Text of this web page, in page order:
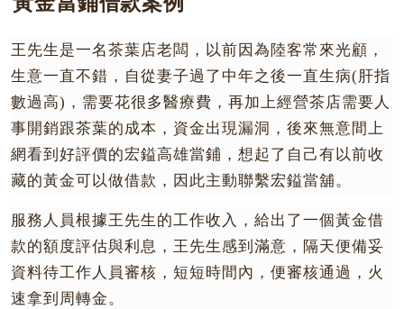
王先生是一名茶葉店老闆，以前因為陸客常來光顧，
生意一直不錯，自從妻子過了中年之後一直生病(肝指
數過高)，需要花很多醫療費，再加上經營茶店需要人
事開銷跟茶葉的成本，資金出現漏洞，後來無意間上
網看到好評價的宏鎰高雄當鋪，想起了自己有以前收
藏的黃金可以做借款，因此主動聯繫宏鎰當舖。
服務人員根據王先生的工作收入，給出了一個黃金借
款的額度評估與利息，王先生感到滿意，隔天便備妥
資料待工作人員審核，短短時間內，便審核通過，火
速拿到周轉金。